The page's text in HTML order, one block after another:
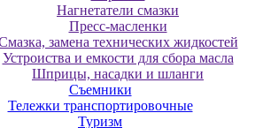
Нагнетатели смазки
Пресс-масленки
замена технических жидкостей
Устроиства и емкости для сбора масла
Шприцы, насадки и шланги
Съемники
Тележки транспортировочные
Туризм